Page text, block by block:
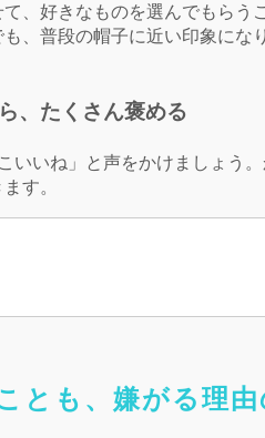
、好きなものを選んでもらう
、普段の帽子に近い印象にな
、たくさん褒める
いいね」と声をかけましょう
す。
とも、嫌がる理由